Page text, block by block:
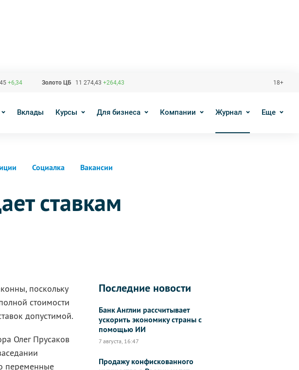
+6,34 Золото ЦБ 11 274,43 +264,43 18+
Вклады Курсы Для бизнеса Компании Журнал Еще
Социалка Вакансии
ставкам
поскольку
стоимости
допустимой.
Олег Прусаков
переменные
Последние новости
Банк Англии рассчитывает
ускорить экономику страны с
помощью ИИ
7 августа, 16:47
Продажу конфискованного